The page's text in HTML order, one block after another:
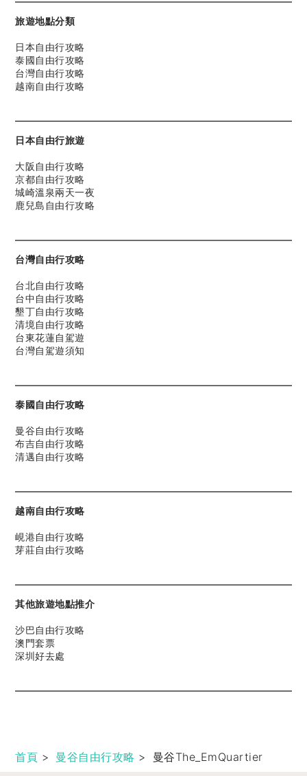
旅遊地點分類
日本自由行攻略
泰國自由行攻略
台灣自由行攻略
越南自由行攻略
日本自由行旅遊
大阪自由行攻略
京都自由行攻略
城崎溫泉兩天一夜
鹿兒島自由行攻略
台灣自由行攻略
台北自由行攻略
台中自由行攻略
墾丁自由行攻略
清境自由行攻略
台東花蓮自駕遊
台灣自駕遊須知
泰國自由行攻略
曼谷自由行攻略
布吉自由行攻略
清邁自由行攻略
越南自由行攻略
峴港自由行攻略
芽莊自由行攻略
其他旅遊地點推介
沙巴自由行攻略
澳門套票
深圳好去處
首頁 > 曼谷自由行攻略 > 曼谷The_EmQuartier